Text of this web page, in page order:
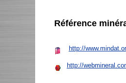
Référence
http://
http://